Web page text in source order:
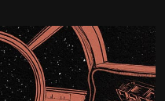
gráficas para una